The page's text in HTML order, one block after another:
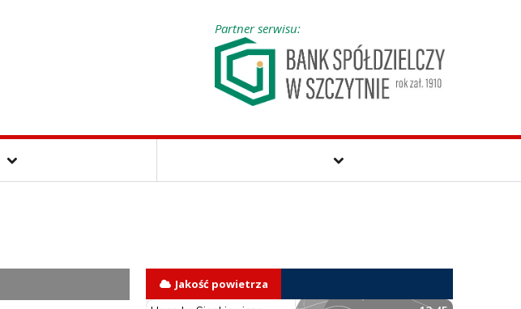
Partner serwisu:
Jakość powietrza